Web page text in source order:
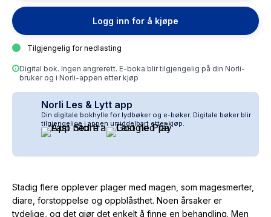
Logg inn for å kjøpe
Tilgjengelig for nedlasting
Digital bok. Ingen angrerett. E-boka blir tilgjengelig på din Norli-
bruker og i Norli-appen etter kjøp
Norli Les & Lytt app
Din digitale bokhylle for lydbøker og e-bøker. Digitale bøker blir
tilgjengelige i appen umiddelbart etter kjøp.
Stadig flere opplever plager med magen, som magesmerter,
diare, forstoppelse og oppblåsthet. Noen årsaker er
tydelige, og det gjør det enkelt å finne en behandling. Men